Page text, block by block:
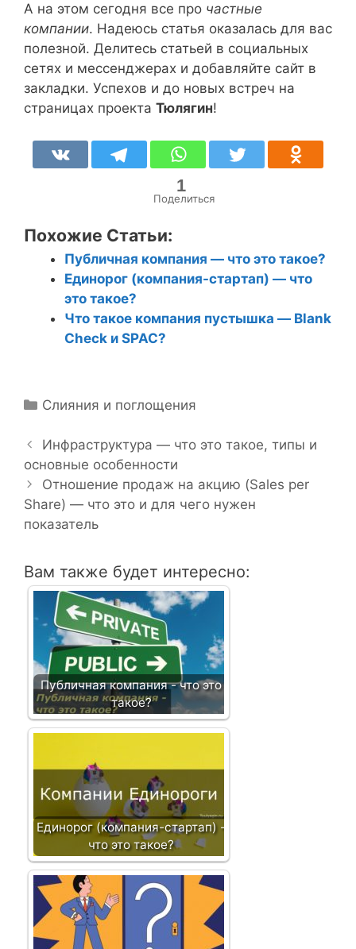
А на этом сегодня все про частные
компании. Надеюсь статья оказалась для вас
полезной. Делитесь статьей в социальных
сетях и мессенджерах и добавляйте сайт в
закладки. Успехов и до новых встреч на
страницах проекта Тюлягин!
1
Поделиться
Похожие Статьи:
Публичная компания — что это такое?
Единорог (компания-стартап) — что
это такое?
Что такое компания пустышка — Blank
Check и SPAC?
Р
б
р
и
к
и
Слияния и поглощения
а
в
и
г
а
и
я
Инфраструктура — что это такое, типы и
основные особенности
Отношение продаж на акцию (Sales per
Share) — что это и для чего нужен
показатель
Вам также будет интересно:
Публичная компания - что это
такое?
Единорог (компания-стартап) -
что это такое?